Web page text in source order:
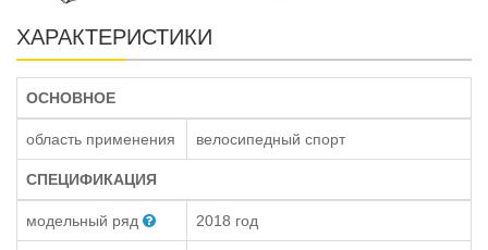
ХАРАКТЕРИСТИКИ
ОСНОВНОЕ
область применения велосипедный спорт
СПЕЦИФИКАЦИЯ
модельный ряд 2018 год